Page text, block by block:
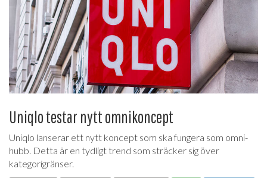
Uniqlo testar nytt omnikoncept
Uniqlo lanserar ett nytt koncept som ska fungera som omni-
hubb. Detta är en tydligt trend som sträcker sig över
kategorigränser.